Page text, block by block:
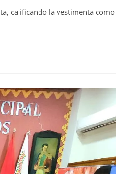
calificando la vestimenta como